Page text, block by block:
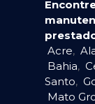
Acre,
Bahia,
Santo,
Mato